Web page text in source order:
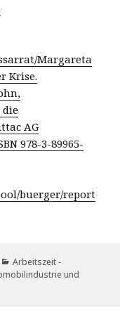
Margareta
Krise.
die
AG
978-3-89965-
buerger/report
Kategorien
Arbeitszeit -
und